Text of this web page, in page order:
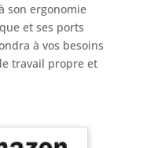
son ergonomie
et ses ports
à vos besoins
travail propre et